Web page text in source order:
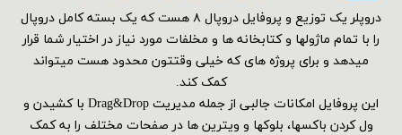
دروپلر یک توزیع و پروفایل دروپال ۸ هست که یک بسته کامل دروپال
را با تمام ماژولها و کتابخانه ها و مخلفات مورد نیاز در اختیار شما قرار
میدهد و برای پروژه های که خیلی وقتتون محدود هست میتواند
کمک کند.
این پروفایل امکانات جالبی از جمله مدیریت Drag&Drop با کشیدن و
ول کردن باکسها، بلوکها و ویترین ها در صفحات مختلف را به کمک